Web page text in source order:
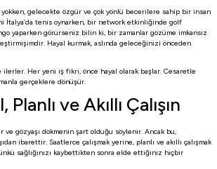
yokken, gelecekte özgür ve çok yönlü becerilere sahip bir insan
İtalya’da tenis oynarken, bir network etkinliğinde golf
yaparken görürseniz bilin ki, bir zamanlar gözüme imkansız
Hayal kurmak, aslında geleceğinizi önceden
Her yeni iş fikri, önce hayal olarak başlar. Cesaretle
gerçeklere dönüşür.
ve Akıllı Çalışın
ve gözyaşı dökmenin şart olduğu söylenir. Ancak bu,
ibarettir. Saatlerce çalışmak yerine, planlı ve akıllı çalışmak
sağlığınızı kaybettikten sonra elde ettiğiniz hiçbir